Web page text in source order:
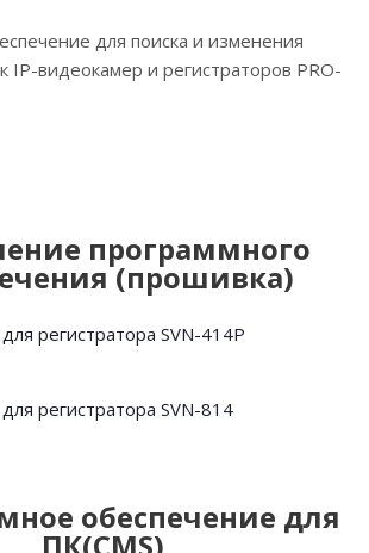
для поиска и изменения
IP-видеокамер и регистраторов PRO-
программного
(прошивка)
регистратора SVN-414P
регистратора SVN-814
обеспечение для